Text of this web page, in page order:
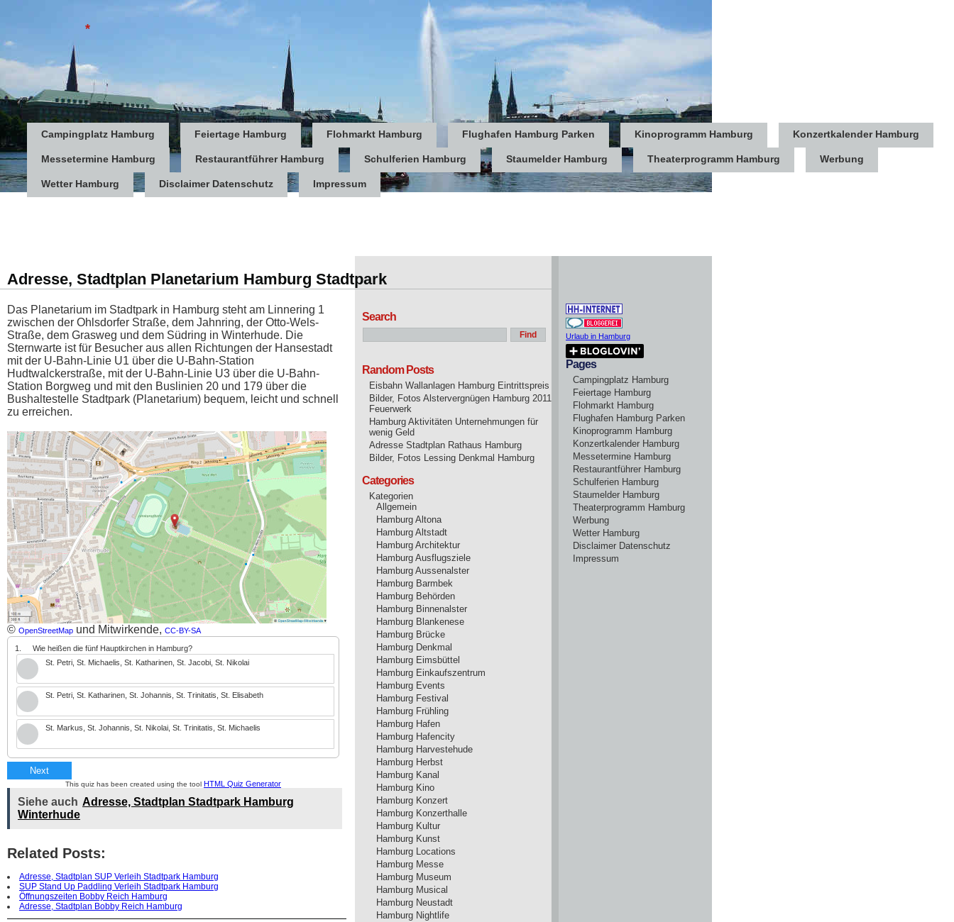
*
Campingplatz Hamburg Feiertage Hamburg Flohmarkt Hamburg Flughafen Hamburg Parken Kinoprogramm Hamburg Konzertkalender Hamburg
Messetermine Hamburg Restaurantführer Hamburg Schulferien Hamburg Staumelder Hamburg Theaterprogramm Hamburg Werbung
Wetter Hamburg Disclaimer Datenschutz Impressum
Adresse, Stadtplan Planetarium Hamburg Stadtpark
Das Planetarium im Stadtpark in Hamburg steht am Linnering 1
zwischen der Ohlsdorfer Straße, dem Jahnring, der Otto-Wels-
Straße, dem Grasweg und dem Südring in Winterhude. Die
Sternwarte ist für Besucher aus allen Richtungen der Hansestadt
mit der U-Bahn-Linie U1 über die U-Bahn-Station
Hudtwalckerstraße, mit der U-Bahn-Linie U3 über die U-Bahn-
Station Borgweg und mit den Buslinien 20 und 179 über die
Bushaltestelle Stadtpark (Planetarium) bequem, leicht und schnell
zu erreichen.
© OpenStreetMap und Mitwirkende, CC-BY-SA
1.
Wie heißen die fünf Hauptkirchen in Hamburg?
St. Petri, St. Michaelis, St. Katharinen, St. Jacobi, St. Nikolai
St. Petri, St. Katharinen, St. Johannis, St. Trinitatis, St. Elisabeth
St. Markus, St. Johannis, St. Nikolai, St. Trinitatis, St. Michaelis
Next
This quiz has been created using the tool HTML Quiz Generator
Siehe auch Adresse, Stadtplan Stadtpark Hamburg
Winterhude
Related Posts:
Adresse, Stadtplan SUP Verleih Stadtpark Hamburg
SUP Stand Up Paddling Verleih Stadtpark Hamburg
Öffnungszeiten Bobby Reich Hamburg
Adresse, Stadtplan Bobby Reich Hamburg
Search
Random Posts
Eisbahn Wallanlagen Hamburg Eintrittspreis
Bilder, Fotos Alstervergnügen Hamburg 2011
Feuerwerk
Hamburg Aktivitäten Unternehmungen für
wenig Geld
Adresse Stadtplan Rathaus Hamburg
Bilder, Fotos Lessing Denkmal Hamburg
Categories
Kategorien
Allgemein
Hamburg Altona
Hamburg Altstadt
Hamburg Architektur
Hamburg Ausflugsziele
Hamburg Aussenalster
Hamburg Barmbek
Hamburg Behörden
Hamburg Binnenalster
Hamburg Blankenese
Hamburg Brücke
Hamburg Denkmal
Hamburg Eimsbüttel
Hamburg Einkaufszentrum
Hamburg Events
Hamburg Festival
Hamburg Frühling
Hamburg Hafen
Hamburg Hafencity
Hamburg Harvestehude
Hamburg Herbst
Hamburg Kanal
Hamburg Kino
Hamburg Konzert
Hamburg Konzerthalle
Hamburg Kultur
Hamburg Kunst
Hamburg Locations
Hamburg Messe
Hamburg Museum
Hamburg Musical
Hamburg Neustadt
Hamburg Nightlife
Urlaub in Hamburg
Pages
Campingplatz Hamburg
Feiertage Hamburg
Flohmarkt Hamburg
Flughafen Hamburg Parken
Kinoprogramm Hamburg
Konzertkalender Hamburg
Messetermine Hamburg
Restaurantführer Hamburg
Schulferien Hamburg
Staumelder Hamburg
Theaterprogramm Hamburg
Werbung
Wetter Hamburg
Disclaimer Datenschutz
Impressum